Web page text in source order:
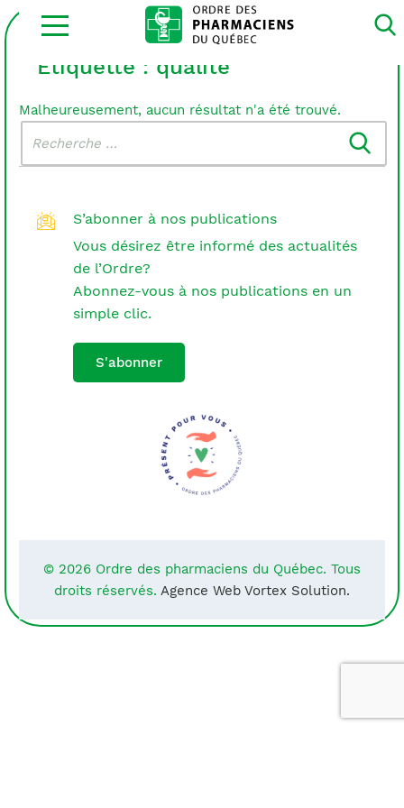
Ouvrir
la
site
Étiquette : qualité
Malheureusement, aucun résultat n'a été trouvé.
dans
le
S’abonner à nos publications
Vous désirez être informé des actualités
de l’Ordre?
Abonnez-vous à nos publications en un
simple clic.
S'abonner
© 2026 Ordre des pharmaciens du Québec. Tous
droits réservés. Agence Web Vortex Solution.